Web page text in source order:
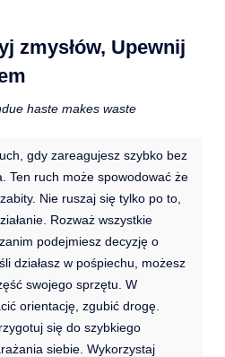
zmysłów, Upewnij
haste makes waste
gdy zareagujesz szybko bez
Ten ruch może spowodować że
Nie ruszaj się tylko po to,
Rozważ wszystkie
podejmiesz decyzję o
działasz w pośpiechu, możesz
swojego sprzętu. W
orientację, zgubić drogę.
się do szybkiego
siebie. Wykorzystaj